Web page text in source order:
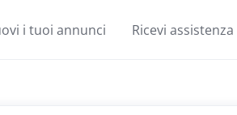
i tuoi annunci Ricevi assistenza